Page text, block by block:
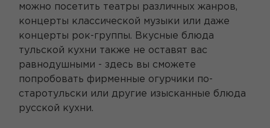
можно посетить театры различных жанров,
концерты классической музыки или даже
концерты рок-группы. Вкусные блюда
тульской кухни также не оставят вас
равнодушными - здесь вы сможете
попробовать фирменные огурчики по-
старотульски или другие изысканные блюда
русской кухни.